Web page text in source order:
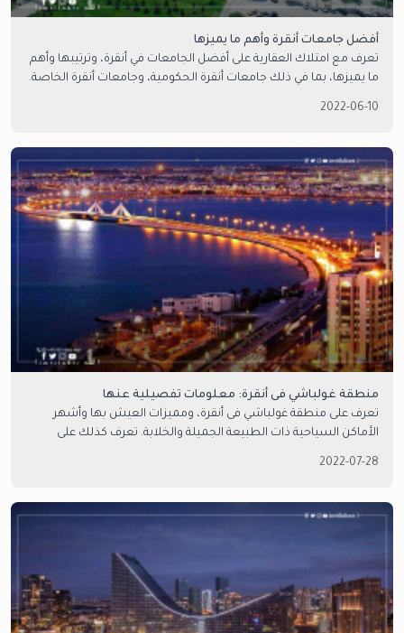
أفضل جامعات أنقرة وأهم ما يميزها
تعرف مع امتلاك العقارية على أفضل الجامعات في أنقرة، وترتيبها وأهم
ما يميزها، بما في ذلك جامعات أنقرة الحكومية، وجامعات أنقرة الخاصة.
2022-06-10
منطقة غولباشي فى أنقرة: معلومات تفصيلية عنها
تعرف على منطقة غولباشي فى أنقرة، ومميزات العيش بها وأشهر
الأماكن السياحية ذات الطبيعة الجميلة والخلابة. تعرف كذلك على
2022-07-28